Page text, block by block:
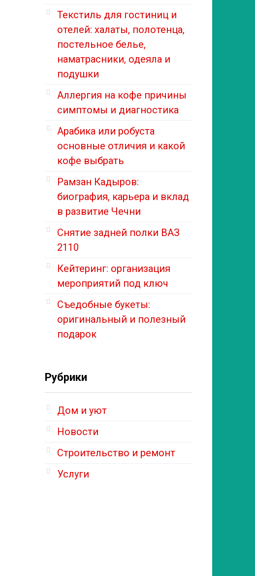
Текстиль для гостиниц и
отелей: халаты, полотенца,
постельное белье,
наматрасники, одеяла и
подушки
Аллергия на кофе причины
симптомы и диагностика
Арабика или робуста
основные отличия и какой
кофе выбрать
Рамзан Кадыров:
биография, карьера и вклад
в развитие Чечни
Снятие задней полки ВАЗ
2110
Кейтеринг: организация
мероприятий под ключ
Съедобные букеты:
оригинальный и полезный
подарок
Рубрики
Дом и уют
Новости
Строительство и ремонт
Услуги